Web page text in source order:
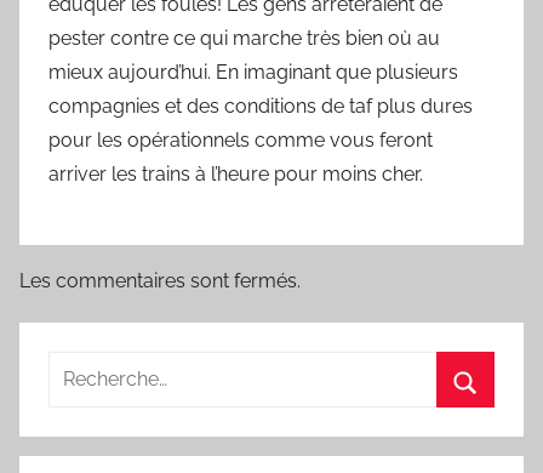
pester contre ce qui marche très bien où au
mieux aujourd’hui. En imaginant que plusieurs
compagnies et des conditions de taf plus dures
pour les opérationnels comme vous feront
arriver les trains à l’heure pour moins cher.
Les commentaires sont fermés.